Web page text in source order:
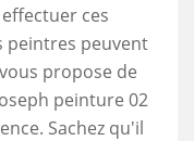
ces
peintres peuvent
propose de
peinture 02
Sachez qu'il